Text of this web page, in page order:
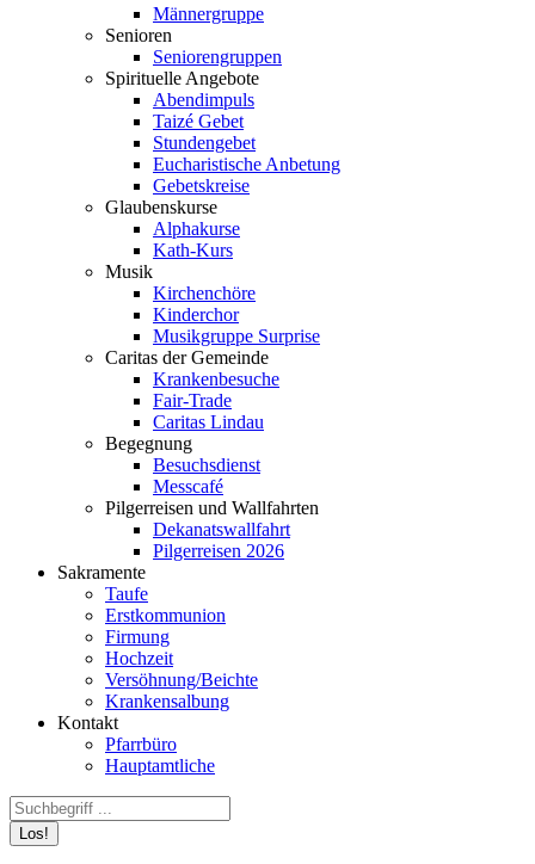
Männergruppe
Senioren
Seniorengruppen
Spirituelle Angebote
Abendimpuls
Taizé Gebet
Stundengebet
Eucharistische Anbetung
Gebetskreise
Glaubenskurse
Alphakurse
Kath-Kurs
Musik
Kirchenchöre
Kinderchor
Musikgruppe Surprise
Caritas der Gemeinde
Krankenbesuche
Fair-Trade
Caritas Lindau
Begegnung
Besuchsdienst
Messcafé
Pilgerreisen und Wallfahrten
Dekanatswallfahrt
Pilgerreisen 2026
Sakramente
Taufe
Erstkommunion
Firmung
Hochzeit
Versöhnung/Beichte
Krankensalbung
Kontakt
Pfarrbüro
Hauptamtliche
Search: